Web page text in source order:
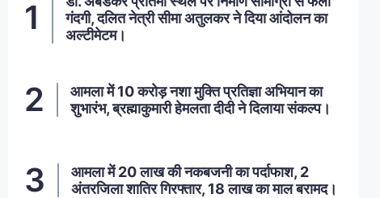
गंदगी, दलित नेत्री सीमा अतुलकर ने दिया आंदोलन का
अल्टीमेटम।
आमला में 10 करोड़ नशा मुक्ति प्रतिज्ञा अभियान का
शुभारंभ, ब्रह्माकुमारी हेमलता दीदी ने दिलाया संकल्प।
आमला में 20 लाख की नकबजनी का पर्दाफाश, 2
अंतरजिला शातिर गिरफ्तार, 18 लाख का माल बरामद।